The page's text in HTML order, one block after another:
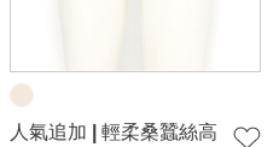
人氣追加 | 輕柔桑蠶絲高